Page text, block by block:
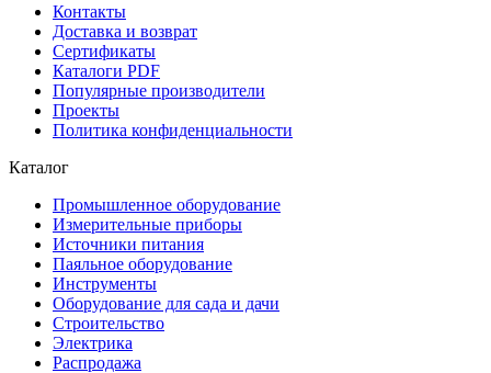
Контакты
Доставка и возврат
Сертификаты
Каталоги PDF
Популярные производители
Проекты
Политика конфиденциальности
Каталог
Промышленное оборудование
Измерительные приборы
Источники питания
Паяльное оборудование
Инструменты
Оборудование для сада и дачи
Строительство
Электрика
Распродажа